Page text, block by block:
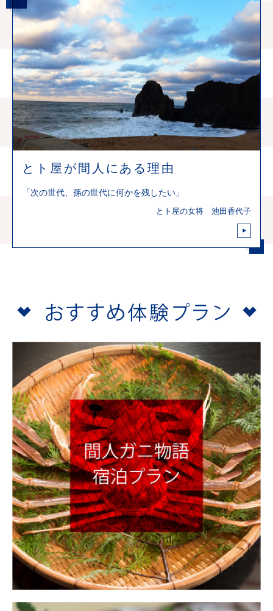
とト屋が間人にある理由
「次の世代、孫の世代に何かを残したい」
とト屋の女将 池田香代子